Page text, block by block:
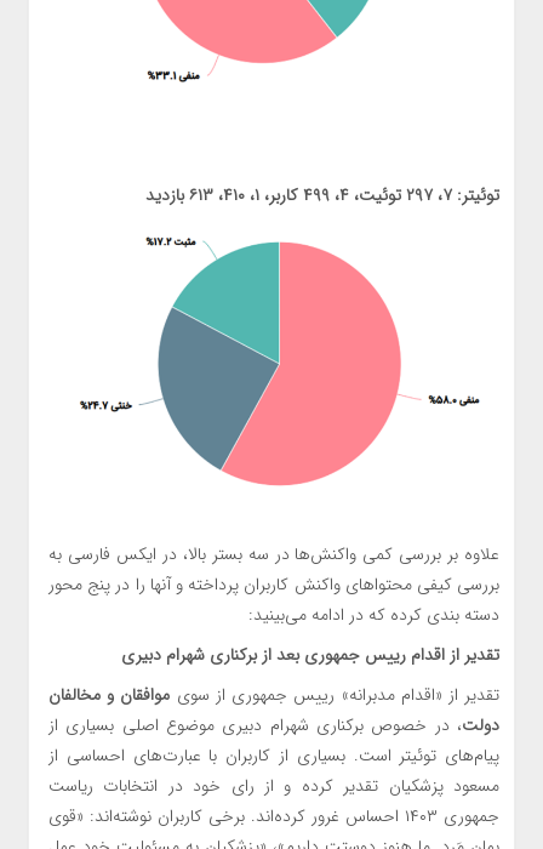
توئیتر: ۷، ۲۹۷ توئیت، ۴، ۴۹۹ کاربر، ۱، ۴۱۰، ۶۱۳ بازدید
علاوه بر بررسی کمی واکنش‌ها در سه بستر بالا، در ایکس فارسی به
بررسی کیفی محتواهای واکنش کاربران پرداخته و آنها را در پنج محور
دسته بندی کرده که در ادامه می‌بینید:
تقدیر از اقدام رییس جمهوری بعد از برکناری شهرام دبیری
تقدیر از «اقدام مدبرانه» رییس جمهوری از سوی موافقان و مخالفان
دولت، در خصوص برکناری شهرام دبیری موضوع اصلی بسیاری از
پیام‌های توئیتر است. بسیاری از کاربران با عبارت‌های احساسی از
مسعود پزشکیان تقدیر کرده و از رای خود در انتخابات ریاست
جمهوری ۱۴۰۳ احساس غرور کرده‌اند. برخی کاربران نوشته‌اند: «قوی